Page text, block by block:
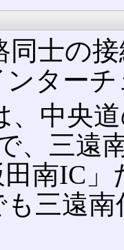
同士の
ター
、中央
で、三
南IC
三遠